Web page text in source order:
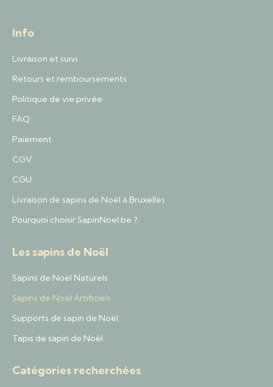
Info
Livraison et suivi
Retours et remboursements
Politique de vie privée
FAQ
Paiement
CGV
CGU
Livraison de sapins de Noël à Bruxelles
Pourquoi choisir SapinNoel.be ?
Les sapins de Noël
Sapins de Noël Naturels
Sapins de Noël Artificiels
Supports de sapin de Noël
Tapis de sapin de Noël
Catégories recherchées